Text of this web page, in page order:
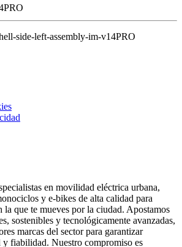
side-left-assembly-im-v14PRO
en movilidad eléctrica urbana,
y e-bikes de alta calidad para
la que te mueves por la ciudad. Apostamos
sostenibles y tecnológicamente avanzadas,
marcas del sector para garantizar
y fiabilidad. Nuestro compromiso es